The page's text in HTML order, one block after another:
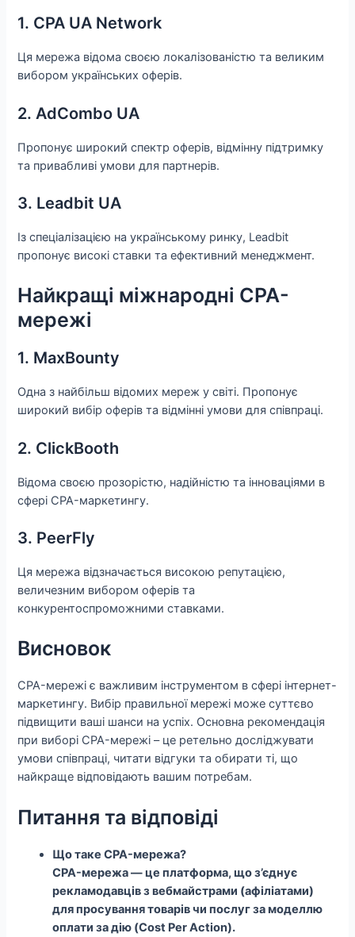
1. CPA UA Network
Ця мережа відома своєю локалізованістю та великим
вибором українських оферів.
2. AdCombo UA
Пропонує широкий спектр оферів, відмінну підтримку
та привабливі умови для партнерів.
3. Leadbit UA
Із спеціалізацією на українському ринку, Leadbit
пропонує високі ставки та ефективний менеджмент.
Найкращі міжнародні CPA-
мережі
1. MaxBounty
Одна з найбільш відомих мереж у світі. Пропонує
широкий вибір оферів та відмінні умови для співпраці.
2. ClickBooth
Відома своєю прозорістю, надійністю та інноваціями в
сфері CPA-маркетингу.
3. PeerFly
Ця мережа відзначається високою репутацією,
величезним вибором оферів та
конкурентоспроможними ставками.
Висновок
CPA-мережі є важливим інструментом в сфері інтернет-
маркетингу. Вибір правильної мережі може суттєво
підвищити ваші шанси на успіх. Основна рекомендація
при виборі CPA-мережі – це ретельно досліджувати
умови співпраці, читати відгуки та обирати ті, що
найкраще відповідають вашим потребам.
Питання та відповіді
Що таке CPA-мережа?
CPA-мережа — це платформа, що з’єднує
рекламодавців з вебмайстрами (афіліатами)
для просування товарів чи послуг за моделлю
оплати за дію (Cost Per Action).